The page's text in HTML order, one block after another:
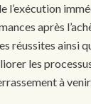
l’exécution
après
réussites ainsi
les
à